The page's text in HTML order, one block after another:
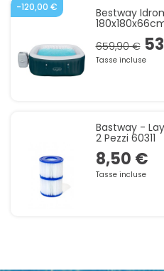
-120,00 € Bestway
659,90 €
Tasse incluse
Bastway -
2 Pezzi 60311
8,50 €
Tasse incluse